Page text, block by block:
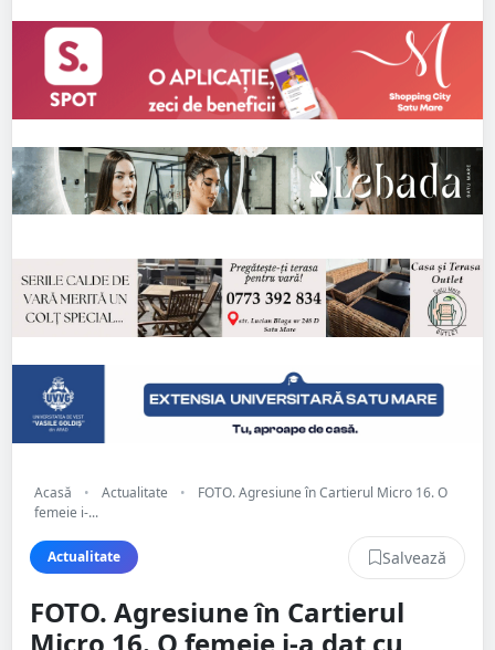
Acasă • Actualitate •
FOTO. Agresiune în Cartierul Micro 16. O
femeie i-...
Actualitate Salvează
FOTO. Agresiune în Cartierul
Micro 16. O femeie i-a dat cu